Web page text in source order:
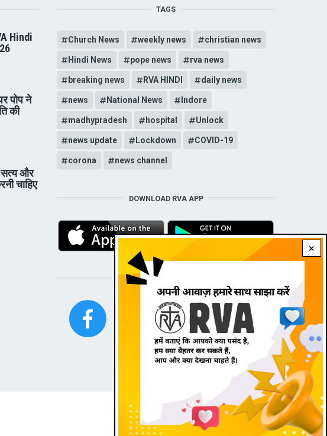
×
Hindi
पोप ने
की
सत्य और
चाहिए
TAGS
Church News weekly news christian news
Hindi News pope news rva news
breaking news RVA HINDI daily news
news National News Indore
madhypradesh hospital Unlock
news update Lockdown COVID-19
corona news channel
DOWNLOAD RVA APP
STAY CONNECTED WITH US!
Dark theme